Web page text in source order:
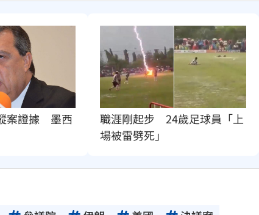
案證據　墨西
職涯剛起步　24歲足球員「上
場被雷劈死」